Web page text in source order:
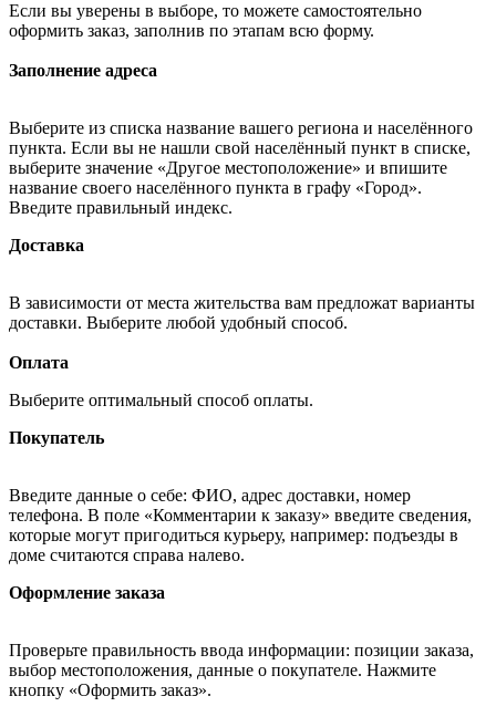
Если вы уверены в выборе, то можете самостоятельно
оформить заказ, заполнив по этапам всю форму.
Заполнение адреса
Выберите из списка название вашего региона и населённого
пункта. Если вы не нашли свой населённый пункт в списке,
выберите значение «Другое местоположение» и впишите
название своего населённого пункта в графу «Город».
Введите правильный индекс.
Доставка
В зависимости от места жительства вам предложат варианты
доставки. Выберите любой удобный способ.
Оплата
Выберите оптимальный способ оплаты.
Покупатель
Введите данные о себе: ФИО, адрес доставки, номер
телефона. В поле «Комментарии к заказу» введите сведения,
которые могут пригодиться курьеру, например: подъезды в
доме считаются справа налево.
Оформление заказа
Проверьте правильность ввода информации: позиции заказа,
выбор местоположения, данные о покупателе. Нажмите
кнопку «Оформить заказ».